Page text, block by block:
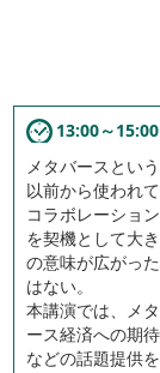
13:00～15:00
メタバースとい
以前から使われ
コラボレーショ
を契機として大
の意味が広がっ
はない。
本講演では、メ
ース経済への期
などの話題提供